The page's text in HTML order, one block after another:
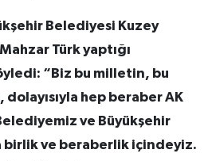
Belediyesi Kuzey
Türk yaptığı
“Biz bu milletin, bu
hep beraber AK
ve Büyükşehir
birlik ve beraberlik içindeyiz.